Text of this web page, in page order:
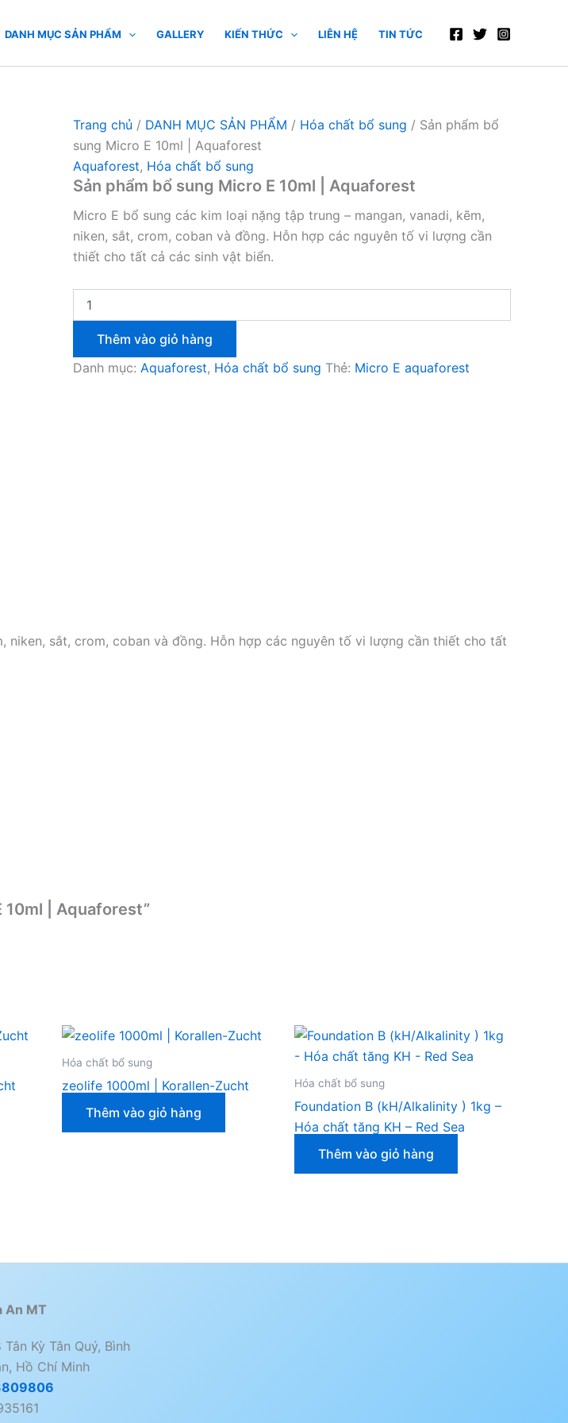
DANH MỤC SẢN PHẨM GALLERY KIẾN THỨC LIÊN HỆ TIN TỨC
Trang chủ / DANH MỤC SẢN PHẨM / Hóa chất bổ sung / Sản phẩm bổ
sung Micro E 10ml | Aquaforest
Aquaforest, Hóa chất bổ sung
Sản phẩm bổ sung Micro E 10ml | Aquaforest
Micro E bổ sung các kim loại nặng tập trung – mangan, vanadi, kẽm,
niken, sắt, crom, coban và đồng. Hỗn hợp các nguyên tố vi lượng cần
thiết cho tất cả các sinh vật biển.
bổ
Micro
|
Aquaforest
số
lượng
Thêm vào giỏ hàng
Danh mục: Aquaforest, Hóa chất bổ sung Thẻ: Micro E aquaforest
sắt, crom, coban và đồng. Hỗn hợp các nguyên tố vi lượng cần thiết cho tất
10ml | Aquaforest”
Hóa chất bổ sung
zeolife 1000ml | Korallen-Zucht
Thêm vào giỏ hàng
Hóa chất bổ sung
Foundation B (kH/Alkalinity ) 1kg –
Hóa chất tăng KH – Red Sea
Thêm vào giỏ hàng
An MT
Kỳ Tân Quý, Bình
Hồ Chí Minh